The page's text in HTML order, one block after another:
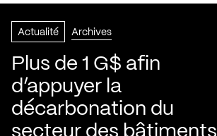
Actualité Archives
Plus de 1 G$ afin
d’appuyer la
décarbonation du
secteur des bâtiments